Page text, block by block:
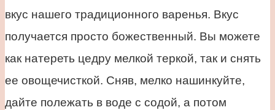
вкус нашего традиционного варенья. Вкус
получается просто божественный. Вы можете
как натереть цедру мелкой теркой, так и снять
ее овощечисткой. Сняв, мелко нашинкуйте,
дайте полежать в воде с содой, а потом